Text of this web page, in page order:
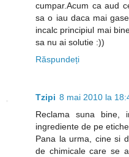
cumpar.Acum ca aud
sa o iau daca mai
incalc principiul mai
sa nu ai solutie :))
Răspundeți
Tzipi 8 mai 2010 la
Reclama suna
ingrediente de pe
Pana la urma, cine si
de chimicale care se